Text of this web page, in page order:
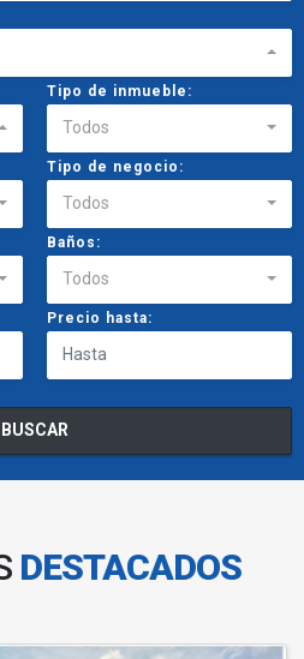
Tipo de inmueble:
Todos
Tipo de negocio:
Todos
Baños:
Todos
Precio hasta:
BUSCAR
DESTACADOS